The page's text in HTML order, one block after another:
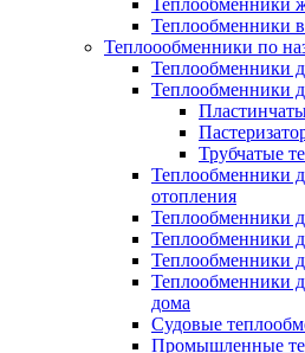
Теплообменники
Теплообменники
Теплоообменники по
Теплообменники
Теплообменники
Трубчатые
Теплообменники
отопления
Теплообменники
Теплообменники
Теплообменники
Теплообменники
дома
Судовые
Промышленные